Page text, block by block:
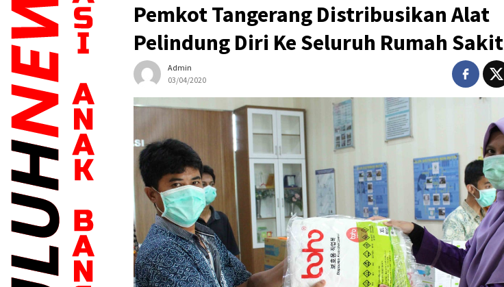
Pemkot Tangerang Distribusikan Alat
Pelindung Diri Ke Seluruh Rumah Sakit
Admin
03/04/2020